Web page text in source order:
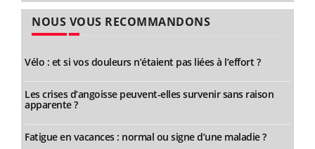
NOUS VOUS RECOMMANDONS
Vélo : et si vos douleurs n’étaient pas liées à l’effort ?
Les crises d’angoisse peuvent-elles survenir sans raison
apparente ?
Fatigue en vacances : normal ou signe d’une maladie ?